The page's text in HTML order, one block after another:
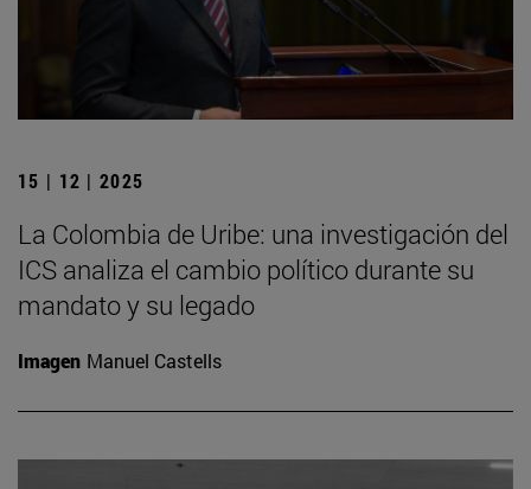
15 | 12 | 2025
La Colombia de Uribe: una investigación del
ICS analiza el cambio político durante su
mandato y su legado
Imagen Manuel Castells